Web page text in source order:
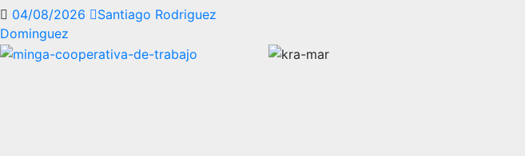
04/08/2026
Santiago Rodriguez
Dominguez